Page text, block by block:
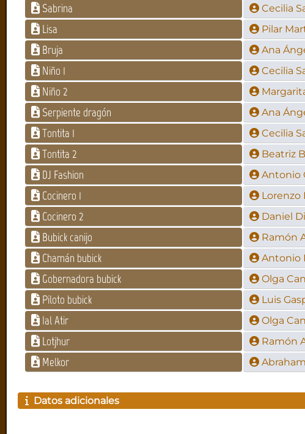
Sabrina Cecilia
Lisa Pilar
Bruja Ana
Niño 1 Cecilia
Niño 2
Serpiente dragón Ana
Tontita 1 Cecilia
Tontita 2 Beatriz
DJ Fashion Antonio
Cocinero 1 Lorenzo
Cocinero 2 Daniel
Bubick canijo Ramón
Chamán bubick Antonio
Gobernadora bubick Olga
Piloto bubick Luis
Ial Atir Olga
Lotjhur Ramón
Melkor
Datos adicionales